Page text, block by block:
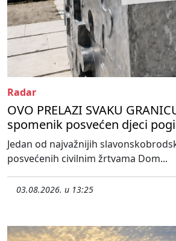
Radar
OVO PRELAZI SVAKU
spomenik posvećen djeci
Jedan od najvažnijih
posvećenih civilnim žrtvama Dom...
03.08.2026. u 13:25